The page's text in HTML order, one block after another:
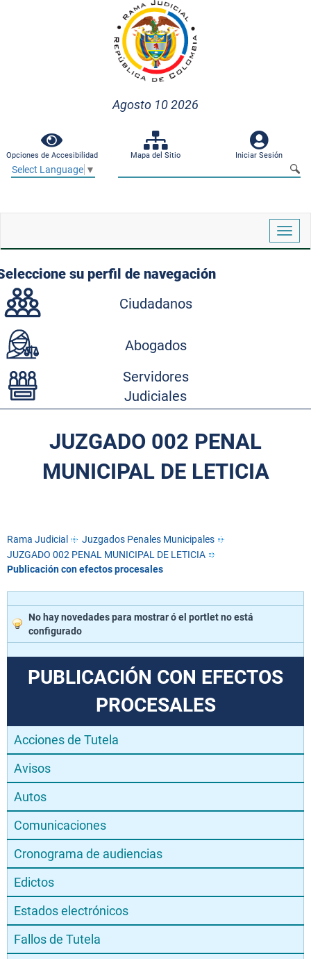
Agosto 10 2026
Opciones de Accesibilidad Mapa del Sitio Iniciar Sesión
Select Language ▼
su perfil de navegación
Ciudadanos
Abogados
Servidores
Judiciales
JUZGADO 002 PENAL
MUNICIPAL DE LETICIA
Rama Judicial
Juzgados Penales Municipales
JUZGADO 002 PENAL MUNICIPAL DE LETICIA
Publicación con efectos procesales
No hay novedades para mostrar ó el portlet no está
configurado
PUBLICACIÓN CON EFECTOS
PROCESALES
Acciones de Tutela
Avisos
Autos
Comunicaciones
Cronograma de audiencias
Edictos
Estados electrónicos
Fallos de Tutela